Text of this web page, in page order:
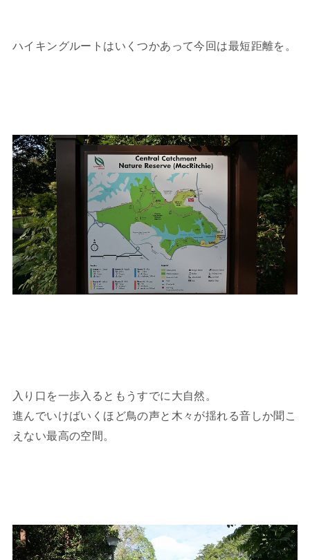
ハイキングルートはいくつかあって今回は最短距離を。
入り口を一歩入るともうすでに大自然。
進んでいけばいくほど鳥の声と木々が揺れる音しか聞こ
えない最高の空間。